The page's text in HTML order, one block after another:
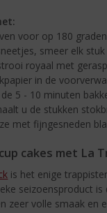
voor op 180
smeer elk
royaal met
in de
5 - 10 minuten
u de stukken
met fijngesneden
cakes met La
is het enige
seizoensproduct is
zeer volle smaak en